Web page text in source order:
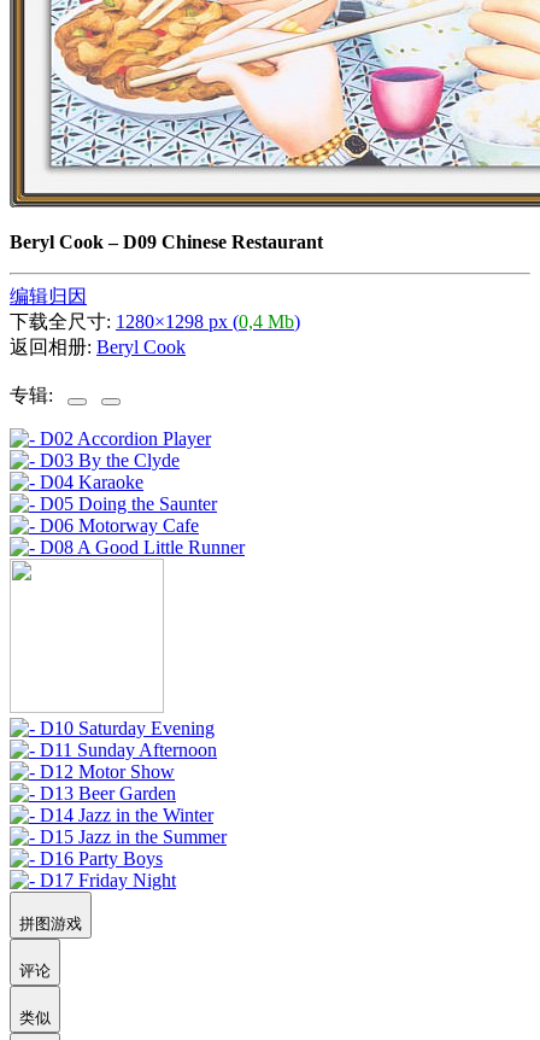
Beryl Cook–D09 Chinese Restaurant
编辑归因
下载全尺寸: 1280×1298 px (0,4 Mb)
返回相册: Beryl Cook
专辑:
拼图游戏
评论
类似